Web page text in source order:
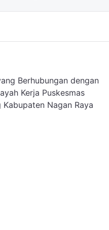
Berhubungan dengan
Kerja Puskesmas
Nagan Raya